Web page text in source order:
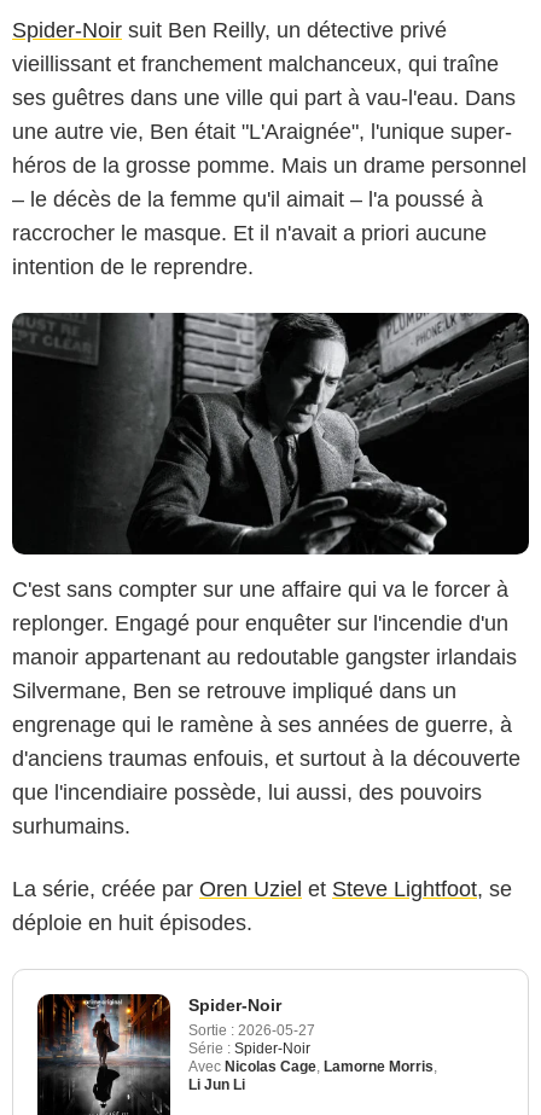
Spider-Noir suit Ben Reilly, un détective privé
vieillissant et franchement malchanceux, qui traîne
ses guêtres dans une ville qui part à vau-l'eau. Dans
une autre vie, Ben était "L'Araignée", l'unique super-
héros de la grosse pomme. Mais un drame personnel
– le décès de la femme qu'il aimait – l'a poussé à
raccrocher le masque. Et il n'avait a priori aucune
intention de le reprendre.
C'est sans compter sur une affaire qui va le forcer à
replonger. Engagé pour enquêter sur l'incendie d'un
manoir appartenant au redoutable gangster irlandais
Silvermane, Ben se retrouve impliqué dans un
engrenage qui le ramène à ses années de guerre, à
d'anciens traumas enfouis, et surtout à la découverte
que l'incendiaire possède, lui aussi, des pouvoirs
surhumains.
La série, créée par Oren Uziel et Steve Lightfoot, se
déploie en huit épisodes.
Spider-Noir
Sortie : 2026-05-27
Série : Spider-Noir
Avec Nicolas Cage, Lamorne Morris,
Li Jun Li